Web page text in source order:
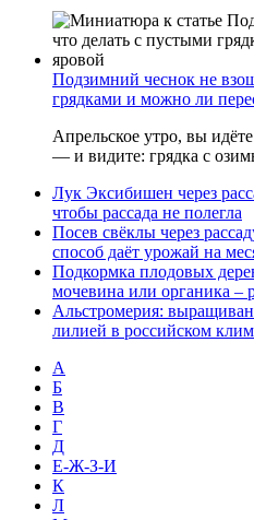
Подзимний чеснок не
грядками и можно ли
Апрельское утро, вы
— и видите: грядка с
Лук Эксибишен через
чтобы рассада не полегла
Посев свёклы через
способ даёт урожай на
Подкормка плодовых
мочевина или органика –
Альстромерия:
лилией в российском
А
Б
В
Г
Д
Е-Ж-З-И
К
Л